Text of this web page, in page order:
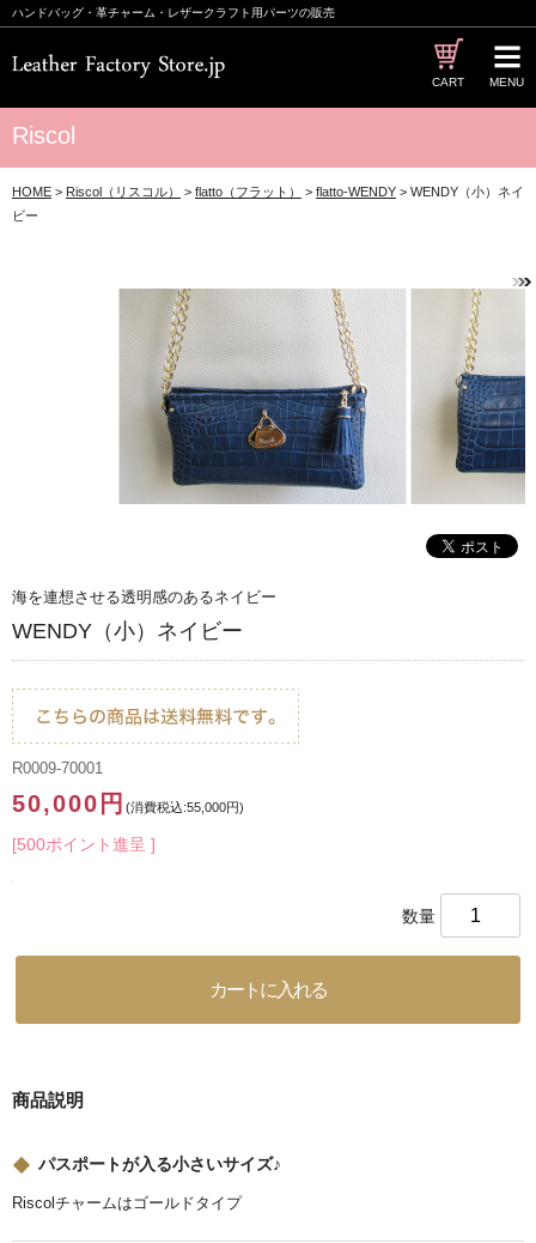
ハンドバッグ・革チャーム・レザークラフト用パーツの販売
MENU
CART
Riscol
HOME > Riscol（リスコル） > flatto（フラット） > flatto-WENDY > WENDY（小）ネイ
ビー
海を連想させる透明感のあるネイビー
WENDY（小）ネイビー
R0009-70001
50,000円 (消費税込:55,000円)
[500ポイント進呈 ]
数量
商品説明
パスポートが入る小さいサイズ♪
Riscolチャームはゴールドタイプ